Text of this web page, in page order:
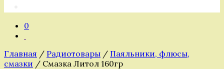
0
Главная / Радиотовары / Паяльники, флюсы,
смазки / Смазка Литол 160гр